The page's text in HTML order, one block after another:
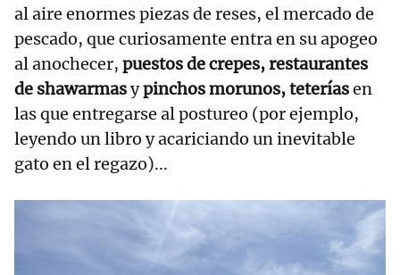
al aire enormes piezas de reses, el mercado de
pescado, que curiosamente entra en su apogeo
al anochecer, puestos de crepes, restaurantes
de shawarmasypinchos morunos, teteríasen
las que entregarse al postureo (por ejemplo,
leyendo un libro y acariciando un inevitable
gato en el regazo)...